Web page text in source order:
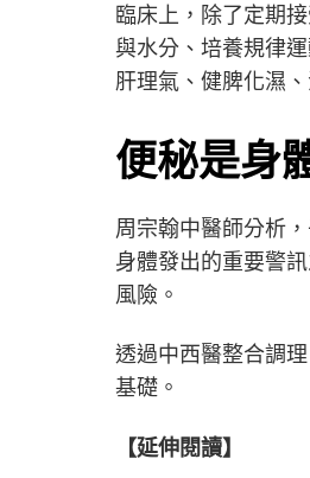
臨床上，除了定期
與水分、培養規律
肝理氣、健脾化濕
便秘是身
周宗翰中醫師分析
身體發出的重要警
風險。
透過中西醫整合調
基礎。
【延伸閱讀】